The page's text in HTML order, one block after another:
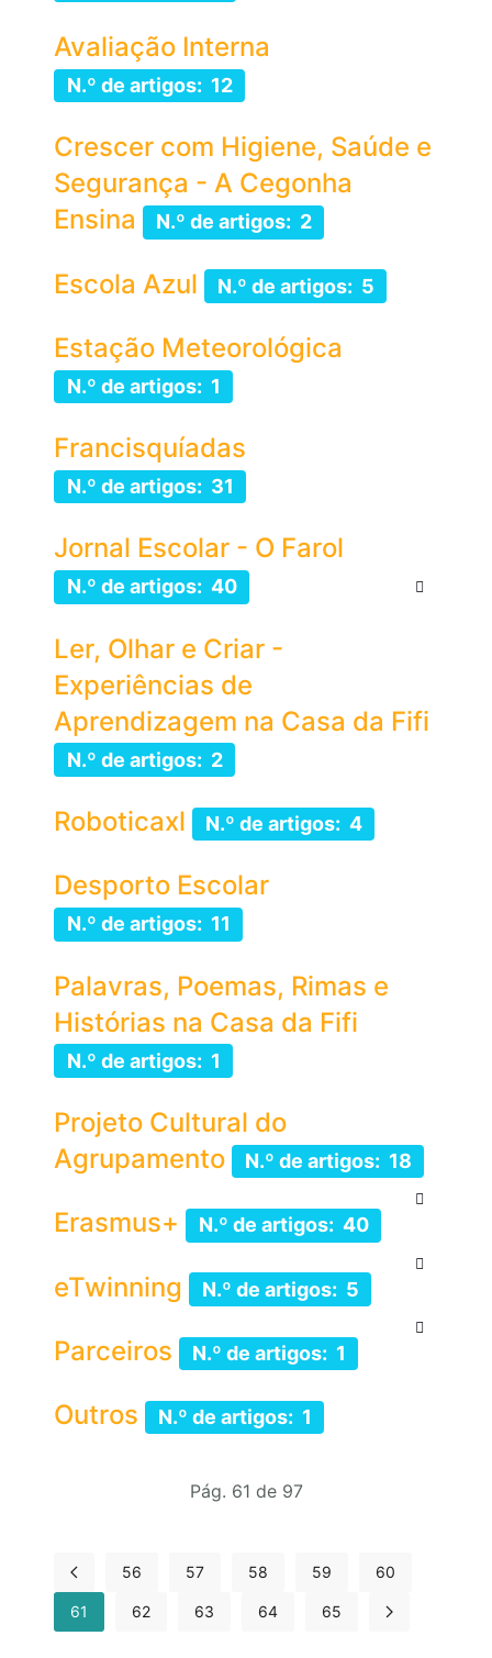
Avaliação Interna
N.º de artigos: 12
Crescer com Higiene, Saúde e
Segurança - A Cegonha
Ensina
N.º de artigos: 2
Escola Azul N.º de artigos: 5
Estação Meteorológica
N.º de artigos: 1
Francisquíadas
N.º de artigos: 31
Jornal Escolar - O Farol
N.º de artigos: 40
Ler, Olhar e Criar -
Experiências de
Aprendizagem na Casa da Fifi
N.º de artigos: 2
Roboticaxl N.º de artigos: 4
Desporto Escolar
N.º de artigos: 11
Palavras, Poemas, Rimas e
Histórias na Casa da Fifi
N.º de artigos: 1
Projeto Cultural do
Agrupamento
N.º de artigos: 18
Erasmus+ N.º de artigos: 40
eTwinning N.º de artigos: 5
Parceiros N.º de artigos: 1
Outros N.º de artigos: 1
Pág. 61 de 97
56 57 58 59 60
61 62 63 64 65